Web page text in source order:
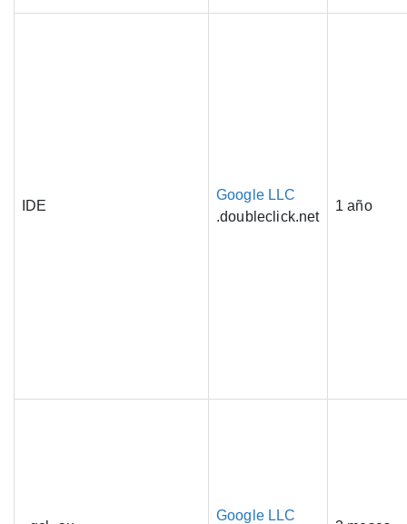
IDE
Google LLC
.doubleclick.net
1 año
Google LLC